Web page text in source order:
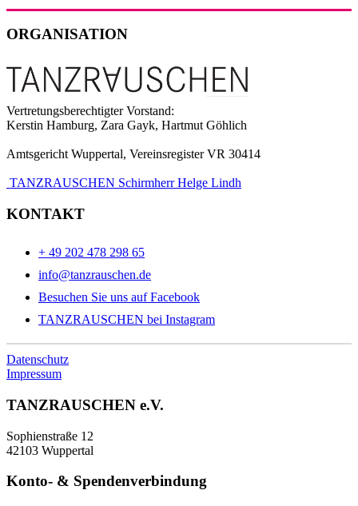
ORGANISATION
Vertretungsberechtigter Vorstand:
Kerstin Hamburg, Zara Gayk, Hartmut Göhlich
Amtsgericht Wuppertal, Vereinsregister VR 30414
TANZRAUSCHEN Schirmherr Helge Lindh
KONTAKT
+ 49 202 478 298 65
info@tanzrauschen.de
Besuchen Sie uns auf Facebook
TANZRAUSCHEN bei Instagram
Datenschutz
Impressum
TANZRAUSCHEN e.V.
Sophienstraße 12
42103 Wuppertal
Konto- & Spendenverbindung